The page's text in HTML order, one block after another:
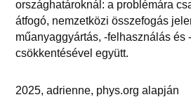
országhatároknál: a problémára
átfogó, nemzetközi összefogás
műanyaggyártás, -felhasználás és
csökkentésével együtt.
2025, adrienne, phys.org alapján